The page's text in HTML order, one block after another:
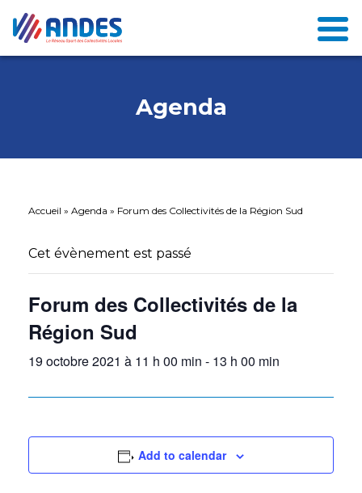
Agenda
Accueil » Agenda » Forum des Collectivités de la Région Sud
Cet évènement est passé
Forum des Collectivités de la
Région Sud
19 octobre 2021 à 11 h 00 min - 13 h 00 min
Add to calendar